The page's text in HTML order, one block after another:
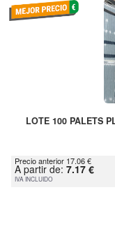
LOTE 100 PALETS
Precio anterior 17.06 €
A partir de: 7.17 €
IVA INCLUIDO